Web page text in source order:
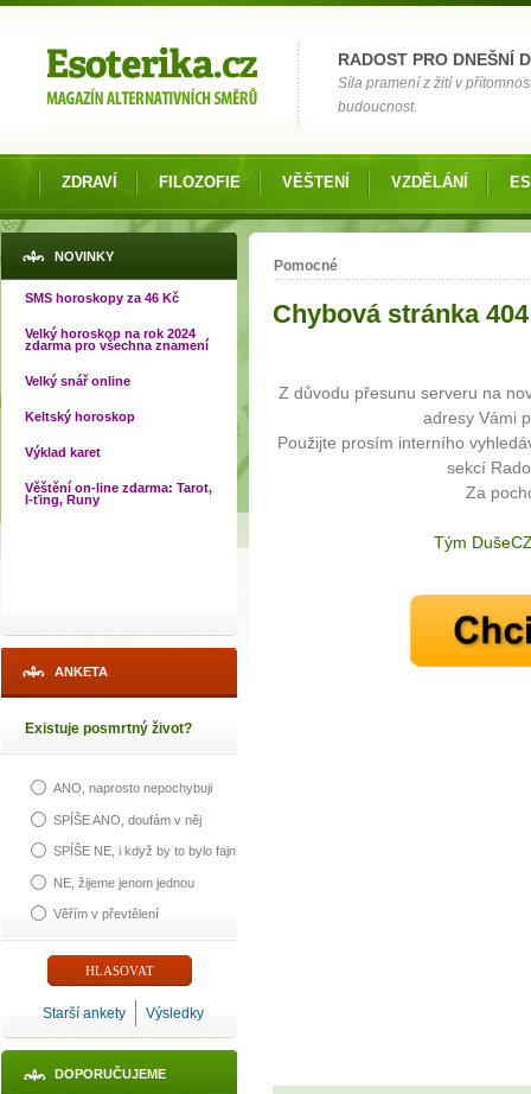
RADOST PRO DNEŠNÍ
Síla pramení z žití v
budoucnost.
ZDRAVÍ FILOZOFIE VĚŠTENÍ VZDĚLÁNÍ
NOVINKY
SMS horoskopy za 46 Kč
Velký horoskop na rok 2024
zdarma pro všechna znamení
Velký snář online
Keltský horoskop
Výklad karet
Věštění on-line zdarma: Tarot,
I-ťing, Runy
ANKETA
Existuje posmrtný život?
ANO, naprosto nepochybuji
SPÍŠE ANO, doufám v něj
SPÍŠE NE, i když by to bylo fajn
NE, žijeme jenom jednou
Věřím v převtělení
Starší ankety Výsledky
DOPORUČUJEME
Jste zde
Pomocné
Chybová stránka 404
Z důvodu přesunu serveru na
adresy Vámi
Použijte prosím interního
sekcí
Za
Tým